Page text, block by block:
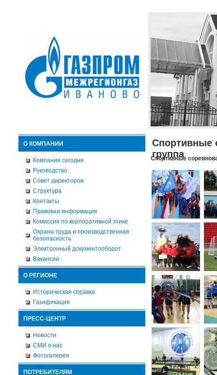
О КОМПАНИИ
Компания сегодня
Руководство
Совет директоров
Структура
Контакты
Правовая информация
Комиссия по корпоративной этике
Охрана труда и производственная
безопасность
Электронный документооборот
Вакансии
О РЕГИОНЕ
Историческая справка
Газификация
ПРЕСС-ЦЕНТР
Новости
СМИ о нас
Фотогалерея
ПОТРЕБИТЕЛЯМ
Спортивные
группа
Спортивные